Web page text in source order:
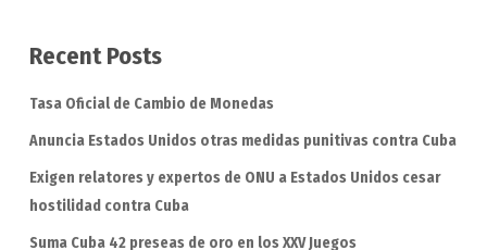
Recent Posts
Tasa Oficial de Cambio de Monedas
Anuncia Estados Unidos otras medidas punitivas contra Cuba
Exigen relatores y expertos de ONU a Estados Unidos cesar
hostilidad contra Cuba
Suma Cuba 42 preseas de oro en los XXV Juegos